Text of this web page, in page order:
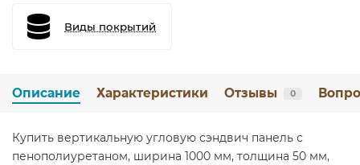
Виды покрытий
Описание Характеристики Отзывы 0
Купить вертикальную угловую сэндвич панель с
пенополиуретаном, ширина 1000 мм, толщина 50 мм,